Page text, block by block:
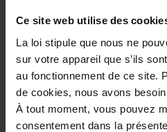
Ce site web utilise des
La loi stipule que nous ne
sur votre appareil que s’ils
au fonctionnement de ce site.
de cookies, nous avons
À tout moment, vous pouvez
consentement dans la
Description
Conseil d'utilisation